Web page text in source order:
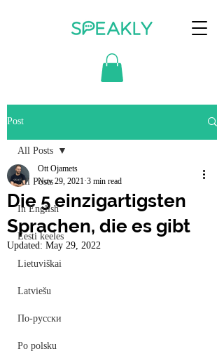
Post
All Posts
In English
Eesti keeles
Lietuviškai
Latviešu
По-русски
Po polsku
All Posts
Die 5 einzigartigsten
Sprachen, die es gibt
Ott Ojamets
Nov 29, 20213 min read
Updated:May 29, 2022